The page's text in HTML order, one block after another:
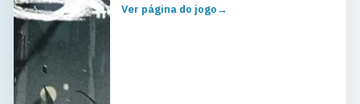
Ver página do jogo→